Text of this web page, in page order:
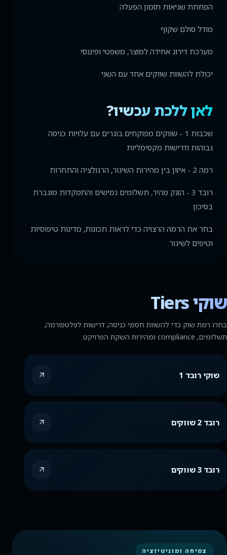
הפחתת שגיאות תזמון הפעלה
מודל סולם שקוף
מערכת דירוג אחידה למוצר, משפטי ופיננסי
יכולת להשוות שווקים אחד עם השני
לאן ללכת עכשיו?
שכבות 1 - שווקים מפוקחים בוגרים עם עלויות כניסה
גבוהות ודרישות מקסימליות
רמה 2 - איזון בין מהירות השיגור, הרגולציה והתחרות
רובד 3 - הזנק מהיר, תשלומים גמישים והתמקדות מוגברת
בסיכון
בחר את הרמה הרצויה כדי לראות תכונות, מדינות טיפוסיות
וטיפים לשיגור.
שוקי Tiers
בחרו רמת שוק כדי להשוות חסמי כניסה, דרישות לפלטפורמה,
תשלומים, compliance ומהירות השקת הפרויקט.
שוקי רובד 1
רובד 2 שווקים
רובד 3 שווקים
צמיחה ומוניטיזציה